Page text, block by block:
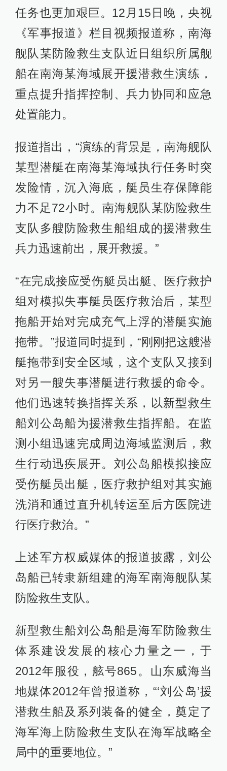
任务也更加艰巨。12月15日晚，央视
《军事报道》栏目视频报道称，南海
舰队某防险救生支队近日组织所属舰
船在南海某海域展开援潜救生演练，
重点提升指挥控制、兵力协同和应急
处置能力。
报道指出，“演练的背景是，南海舰队
某型潜艇在南海某海域执行任务时突
发险情，沉入海底，艇员生存保障能
力不足72小时。南海舰队某防险救生
支队多艘防险救生船组成的援潜救生
兵力迅速前出，展开救援。”
“在完成接应受伤艇员出艇、医疗救护
组对模拟失事艇员医疗救治后，某型
拖船开始对完成充气上浮的潜艇实施
拖带。”报道同时提到，“刚刚把这艘潜
艇拖带到安全区域，这个支队又接到
对另一艘失事潜艇进行救援的命令。
他们迅速转换指挥关系，以新型救生
船刘公岛船为援潜救生指挥船。在监
测小组迅速完成周边海域监测后，救
生行动迅疾展开。刘公岛船模拟接应
受伤艇员出艇，医疗救护组对其实施
洗消和通过直升机转运至后方医院进
行医疗救治。”
上述军方权威媒体的报道披露，刘公
岛船已转隶新组建的海军南海舰队某
防险救生支队。
新型救生船刘公岛船是海军防险救生
体系建设发展的核心力量之一，于
2012年服役，舷号865。山东威海当
地媒体2012年曾报道称，“‘刘公岛’援
潜救生船及系列装备的健全，奠定了
海军海上防险救生支队在海军战略全
局中的重要地位。”